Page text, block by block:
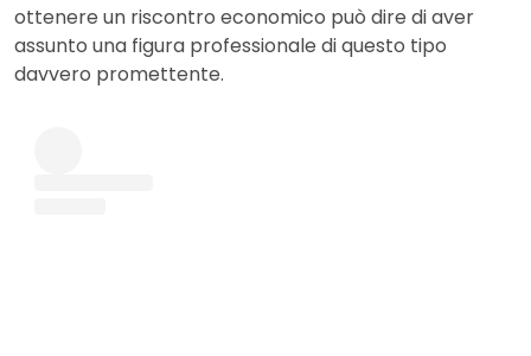
ottenere un riscontro economico può dire di aver
assunto una figura professionale di questo tipo
davvero promettente.